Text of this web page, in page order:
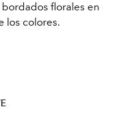
florales en
los colores.